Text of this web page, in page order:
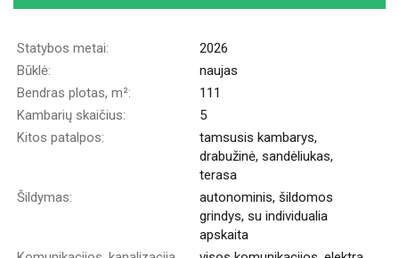
Statybos metai:
2026
Būklė:
naujas
Bendras plotas, m²:
111
Kambarių skaičius:
5
Kitos patalpos:
tamsusis kambarys,
drabužinė, sandėliukas,
terasa
Šildymas:
autonominis, šildomos
grindys, su individualia
apskaita